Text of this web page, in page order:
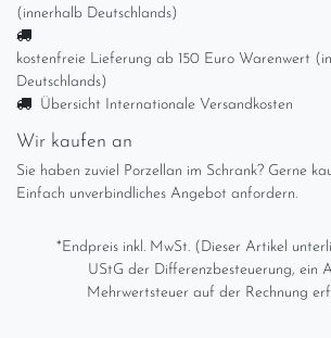
(innerhalb Deutschlands)
kostenfreie Lieferung ab 150 Euro Warenwert
Deutschlands)
Übersicht Internationale Versandkosten
Wir kaufen an
Sie haben zuviel Porzellan im Schrank? Gerne
Einfach unverbindliches Angebot anfordern.
*Endpreis inkl. MwSt. (Dieser Artikel
UStG der Differenzbesteuerung, ein
Mehrwertsteuer auf der Rechnung